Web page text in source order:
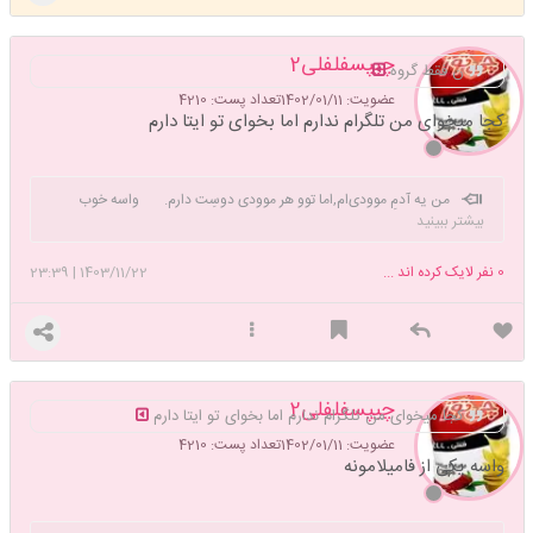
چیپسفلفلی2
عضویت: 1402/01/11 تعداد پست: 4210
ن فقط گروه
کجا میخوای من تلگرام ندارم اما بخوای تو ایتا دارم
من یه آدمِ موودی‌ام,اما توو هر موودی دوسِت دارم. واسه خوب
شدن مامانم میشه صلوات بفرستی💖
بیشتر ببینید
1403/11/22
|
23:39 0 نفر لایک کرده اند ...
چیپسفلفلی2
عضویت: 1402/01/11 تعداد پست: 4210
کجا میخوای من تلگرام ندارم اما بخوای تو ایتا دارم
واسه یکی از فامیلامونه